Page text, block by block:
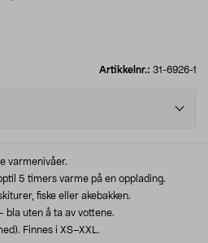
Artikkelnr.: 31-6926-1
varmenivåer.
5 timers varme på en opplading.
fiske eller akebakken.
bla uten å ta av vottene.
Finnes i XS–XXL.